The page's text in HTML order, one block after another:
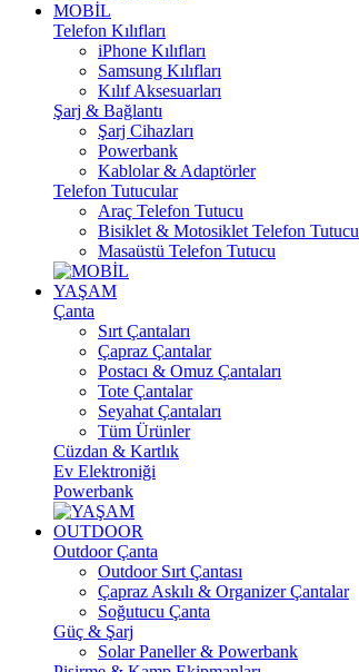
MOBİL
Telefon Kılıfları
iPhone Kılıfları
Samsung Kılıfları
Kılıf Aksesuarları
Şarj & Bağlantı
Şarj Cihazları
Powerbank
Kablolar & Adaptörler
Telefon Tutucular
Araç Telefon Tutucu
Bisiklet & Motosiklet Telefon Tutucu
Masaüstü Telefon Tutucu
YAŞAM
Çanta
Sırt Çantaları
Çapraz Çantalar
Postacı & Omuz Çantaları
Tote Çantalar
Seyahat Çantaları
Tüm Ürünler
Cüzdan & Kartlık
Ev Elektroniği
Powerbank
OUTDOOR
Outdoor Çanta
Outdoor Sırt Çantası
Çapraz Askılı & Organizer Çantalar
Soğutucu Çanta
Güç & Şarj
Solar Paneller & Powerbank